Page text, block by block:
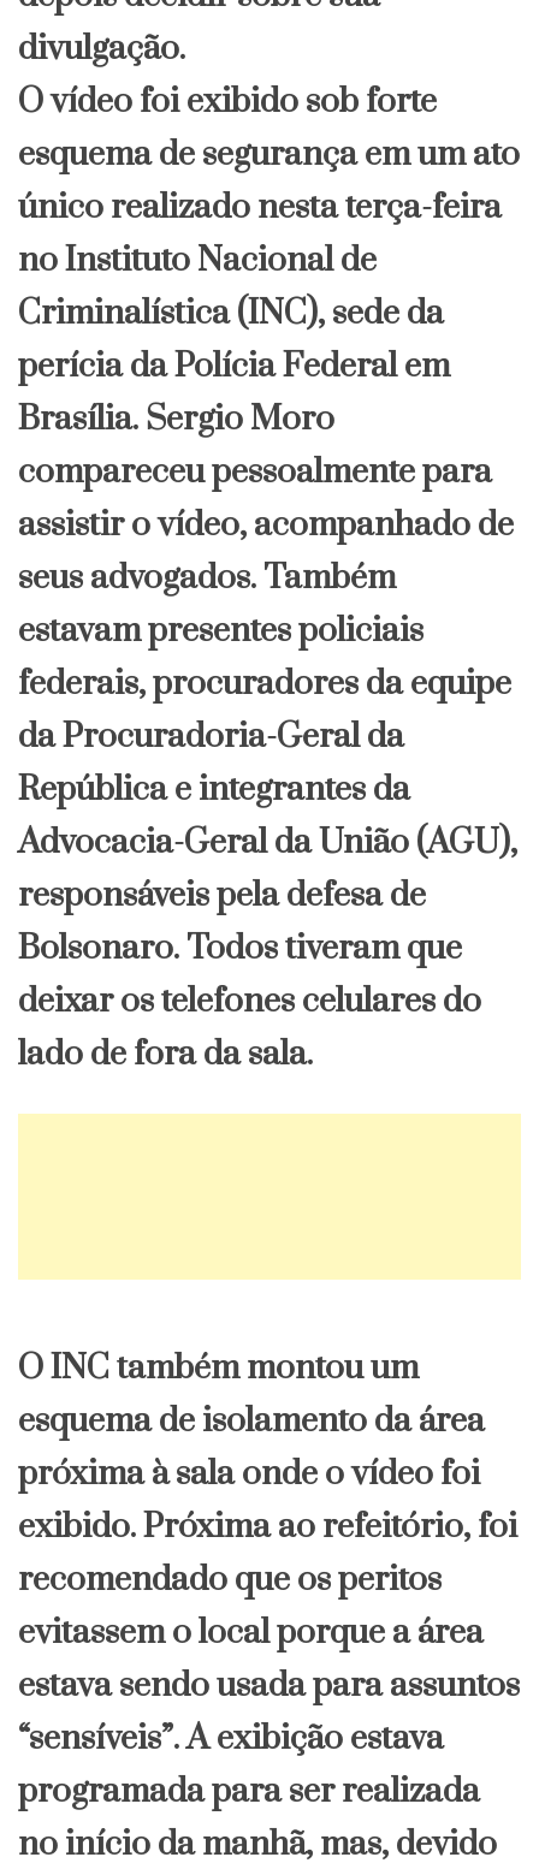
divulgação.
O vídeo foi exibido sob forte
esquema de segurança em um ato
único realizado nesta terça-feira
no Instituto Nacional de
Criminalística (INC), sede da
perícia da Polícia Federal em
Brasília. Sergio Moro
compareceu pessoalmente para
assistir o vídeo, acompanhado de
seus advogados. Também
estavam presentes policiais
federais, procuradores da equipe
da Procuradoria-Geral da
República e integrantes da
Advocacia-Geral da União (AGU),
responsáveis pela defesa de
Bolsonaro. Todos tiveram que
deixar os telefones celulares do
lado de fora da sala.
O INC também montou um
esquema de isolamento da área
próxima à sala onde o vídeo foi
exibido. Próxima ao refeitório, foi
recomendado que os peritos
evitassem o local porque a área
estava sendo usada para assuntos
“sensíveis”. A exibição estava
programada para ser realizada
no início da manhã, mas, devido